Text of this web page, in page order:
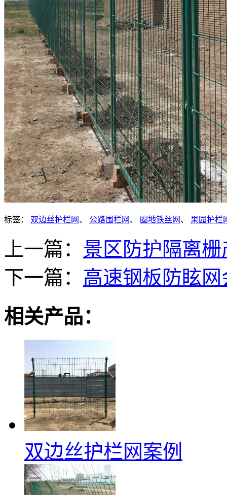
标签： 双边丝护栏网 、 公路围栏网 、 圈地铁丝网 、 果园护栏
上一篇： 景区防护隔离
下一篇： 高速钢板防眩
相关产品：
双边丝护栏网案例